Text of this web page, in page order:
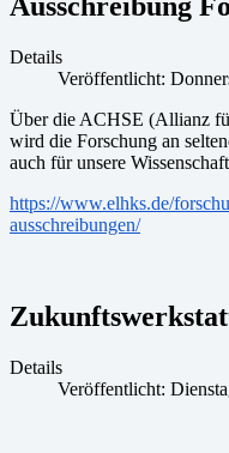
Ausschreibung
Details
Veröffentlicht:
Über die ACHSE (Allianz
wird die Forschung an
auch für unsere
https://www.elhks.de/
ausschreibungen/
Details
Veröffentlicht: